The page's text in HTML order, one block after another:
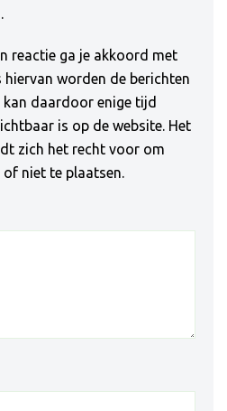
reactie ga je akkoord met
hiervan worden de berichten
daardoor enige tijd
is op de website. Het
zich het recht voor om
of niet te plaatsen.